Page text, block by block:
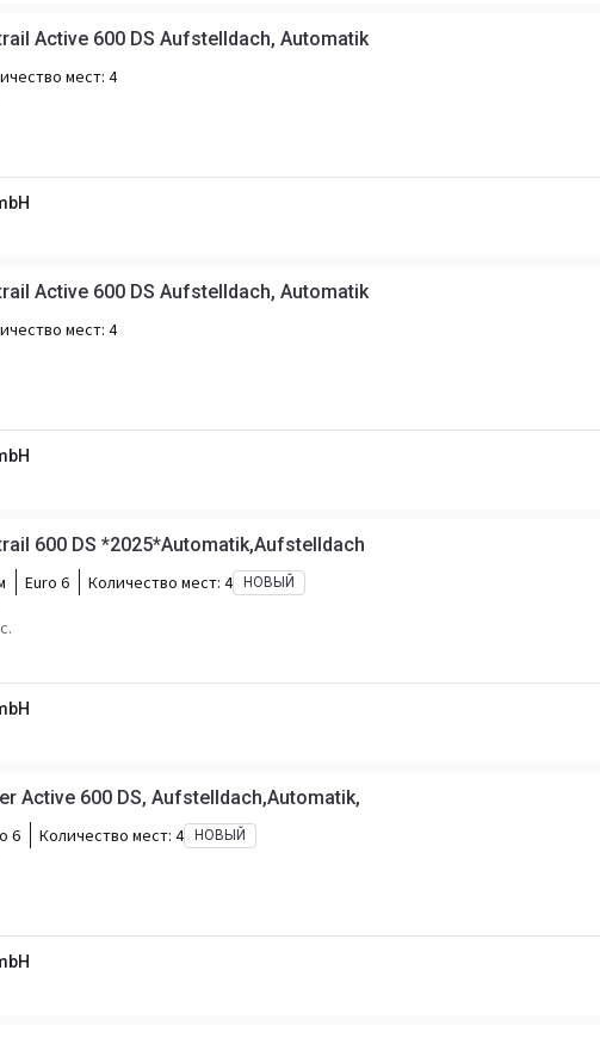
Active 600 DS Aufstelldach, Automatik
мест: 4
Active 600 DS Aufstelldach, Automatik
мест: 4
600 DS *2025*Automatik,Aufstelldach
Euro 6 Количество мест: 4 НОВЫЙ
Active 600 DS, Aufstelldach,Automatik,
6 Количество мест: 4 НОВЫЙ